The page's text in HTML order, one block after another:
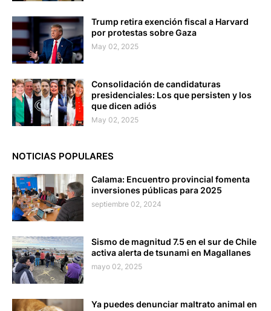
Trump retira exención fiscal a Harvard
por protestas sobre Gaza
May 02, 2025
Consolidación de candidaturas
presidenciales: Los que persisten y los
que dicen adiós
May 02, 2025
NOTICIAS POPULARES
Calama: Encuentro provincial fomenta
inversiones públicas para 2025
septiembre 02, 2024
Sismo de magnitud 7.5 en el sur de Chile
activa alerta de tsunami en Magallanes
mayo 02, 2025
Ya puedes denunciar maltrato animal en